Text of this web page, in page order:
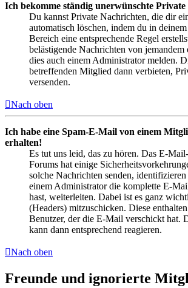
Ich bekomme ständig unerwünschte
Du kannst Private Nachrichten, die dir
automatisch löschen, indem du in
Bereich eine entsprechende Regel
belästigende Nachrichten von jemandem
dies auch einem Administrator melden.
betreffenden Mitglied dann verbieten,
versenden.
Nach oben
Ich habe eine Spam-E-Mail von einem
erhalten!
Es tut uns leid, das zu hören. Das E-
Forums hat einige
solche Nachrichten senden,
einem Administrator die komplette E-
hast, weiterleiten. Dabei ist es ganz
(Headers) mitzuschicken. Diese
Benutzer, der die E-Mail verschickt hat.
kann dann entsprechend reagieren.
Nach oben
Freunde und ignorierte